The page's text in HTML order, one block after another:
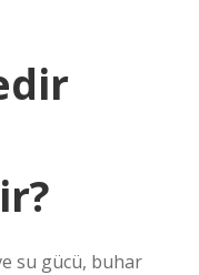
su gücü, buhar